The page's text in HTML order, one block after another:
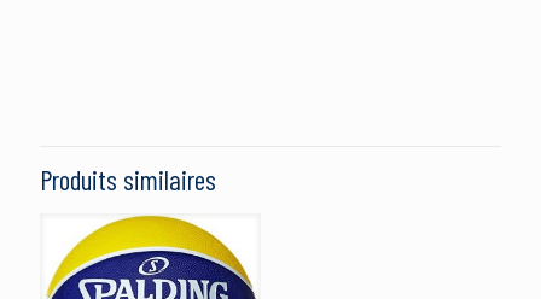
Manufacturer
“Under Armour Pays de Galles WRU
2016/17 – Maillot de Rugby Réplique à
Domicile – Rouge/Or”
Votre adresse e-mail ne sera pas publiée.
Produits similaires